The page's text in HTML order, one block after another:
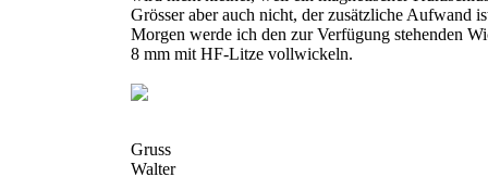
Grösser aber auch nicht, der zusätzliche Aufwand
Morgen werde ich den zur Verfügung stehenden
8 mm mit HF-Litze vollwickeln.
Gruss
Walter